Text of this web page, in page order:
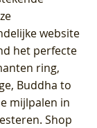
website
het perfecte
ring,
Buddha to
mijlpalen in
Shop